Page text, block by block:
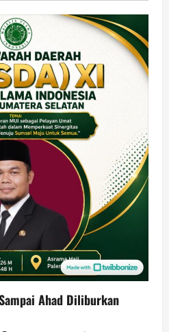
Ahad Diliburkan